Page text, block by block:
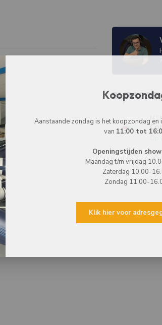
Aanstaande zondag is het koopzondag
van 11:00 tot
Openingstijden
Maandag t/m vrijdag
Zaterdag 10.00-
Zondag 11.00-
Klik hier voor